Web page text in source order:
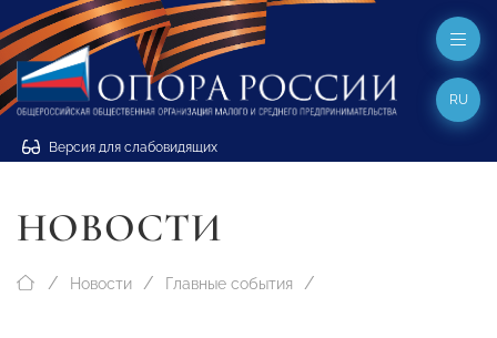
Версия для слабовидящих
RU
НОВОСТИ
Новости Главные события